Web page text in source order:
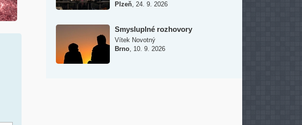
Plzeň 24. 9. 2026
Smysluplné rozhovory
Vítek Novotný
Brno 10. 9. 2026